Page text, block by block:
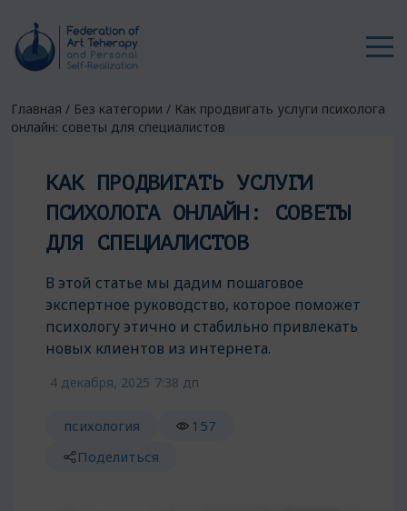
Главная / Без категории / Как продвигать услуги психолога
онлайн: советы для специалистов
КАК ПРОДВИГАТЬ УСЛУГИ
ПСИХОЛОГА ОНЛАЙН: СОВЕТЫ
ДЛЯ СПЕЦИАЛИСТОВ
В этой статье мы дадим пошаговое
экспертное руководство, которое поможет
психологу этично и стабильно привлекать
новых клиентов из интернета.
4 декабря, 2025 7:38 дп
психология
157
Поделиться